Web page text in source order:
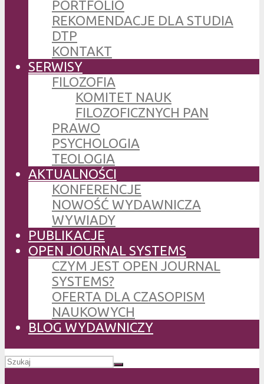
PORTFOLIO
REKOMENDACJE DLA STUDIA
DTP
KONTAKT
SERWISY
FILOZOFIA
KOMITET NAUK
FILOZOFICZNYCH PAN
PRAWO
PSYCHOLOGIA
TEOLOGIA
AKTUALNOŚCI
KONFERENCJE
NOWOŚĆ WYDAWNICZA
WYWIADY
PUBLIKACJE
OPEN JOURNAL SYSTEMS
CZYM JEST OPEN JOURNAL
SYSTEMS?
OFERTA DLA CZASOPISM
NAUKOWYCH
BLOG WYDAWNICZY